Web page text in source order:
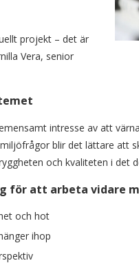
projekt – det är
Vera, senior
intresse av att
blir det lättare att
och kvaliteten i det
för att arbeta vidare
och hot
ihop